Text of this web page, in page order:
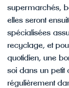
supermarchés,
elles seront
spécialisées
recyclage, et
quotidien, une
soi dans un petit
régulièrement